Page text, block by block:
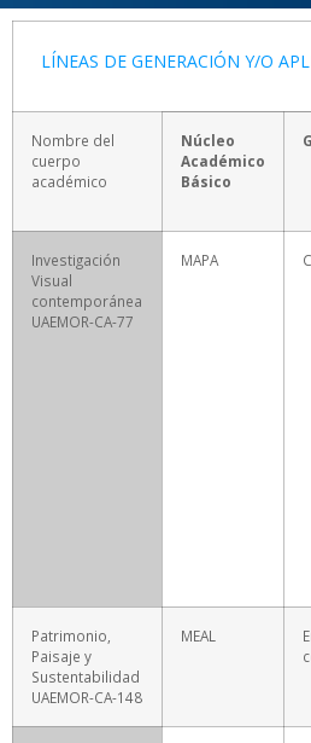
LÍNEAS DE GENERACIÓN Y/O
Nombre del
cuerpo
académico
Núcleo
Académico
Básico
Investigación
Visual
contemporánea
UAEMOR-CA-77
MAPA
Patrimonio,
Paisaje y
Sustentabilidad
UAEMOR-CA-148
MEAL